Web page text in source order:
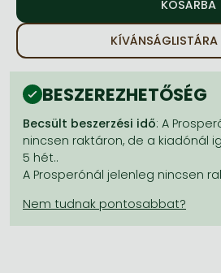
Bleach manga
KÍVÁNSÁGLISTÁRA
BESZEREZHETŐSÉG
Becsült beszerzési idő: A
nincsen raktáron, de a kiadónál
5 hét..
A Prosperónál jelenleg nincsen